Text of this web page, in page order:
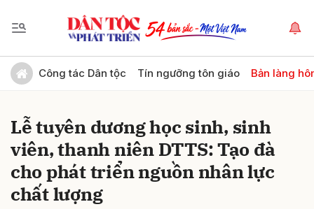
Công tác Dân tộc Tín ngưỡng tôn giáo Bản làng
Lễ tuyên dương học sinh, sinh
viên, thanh niên DTTS: Tạo đà
cho phát triển nguồn nhân lực
chất lượng
Gửi bình luận